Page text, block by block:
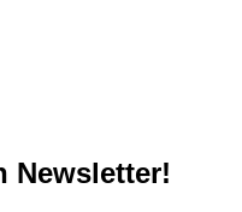
Newsletter!